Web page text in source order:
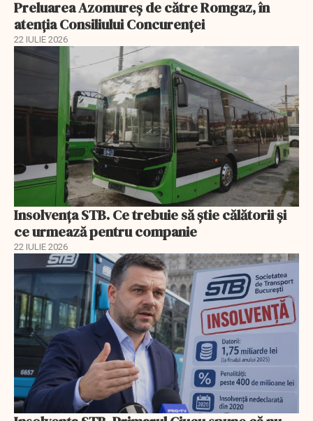
Preluarea Azomureş de către Romgaz, în
atenţia Consiliului Concurenţei
22 IULIE 2026
Insolvenţa STB. Ce trebuie să ştie călătorii şi
ce urmează pentru companie
22 IULIE 2026